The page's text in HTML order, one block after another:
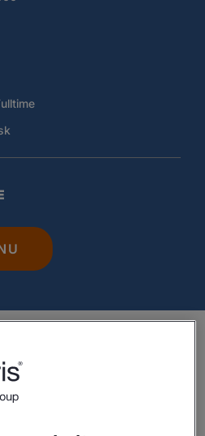
Medewerker
jij het eerste
collega’s en zorg je ervoor